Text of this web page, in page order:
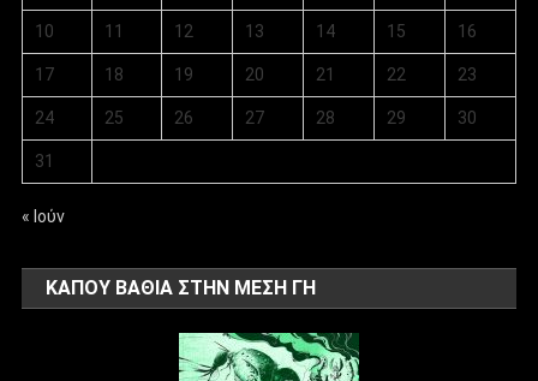
10 11 12 13 14 15 16
17 18 19 20 21 22 23
24 25 26 27 28 29 30
31
« Ιούν
ΚΑΠΟΥ ΒΑΘΙΑ ΣΤΗΝ ΜΕΣΗ ΓΗ